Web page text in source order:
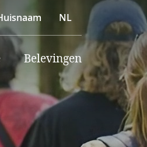
NL
Belevingen